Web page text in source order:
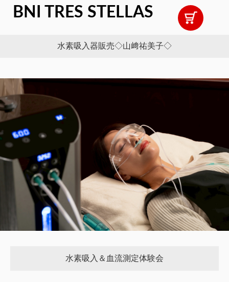
BNI TRES STELLAS
水素吸入器販売◇山﨑祐美子◇
水素吸入＆血流測定体験会